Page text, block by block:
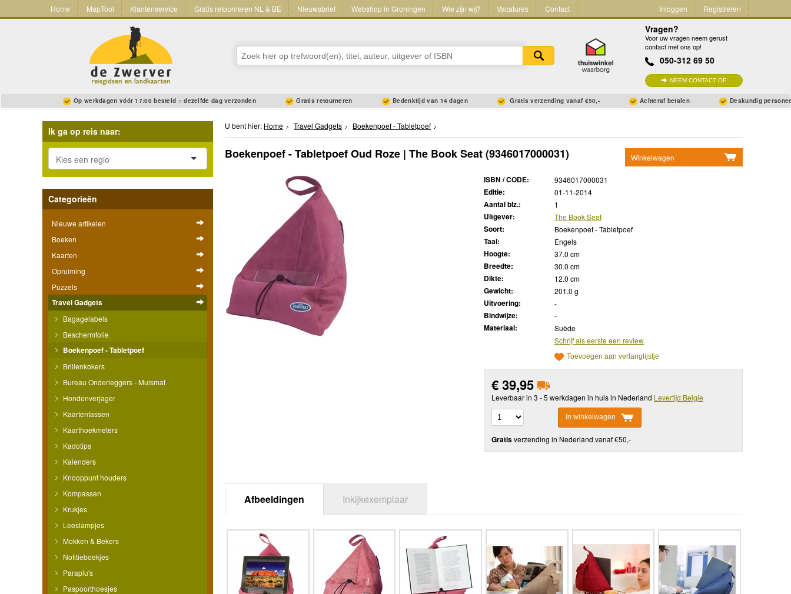
Home MapTool Klantenservice Gratis retourneren NL & BE Nieuwsbrief Webshop in Groningen Wie zijn wij? Vacatures Contact Inloggen Registreren
Vragen?
Voor uw vragen neem gerust
contact met ons op!
050-312 69 50
NEEM CONTACT OP
Op werkdagen vóór 17:00 besteld = dezelfde dag verzonden Gratis retourneren Bedenktijd van 14 dagen Gratis verzending vanaf €50,- Achteraf betalen Deskundig
Ik ga op reis naar:
Categorieën
Nieuwe artikelen
Boeken
Kaarten
Opruiming
Puzzels
Travel Gadgets
Bagagelabels
Beschermfolie
Boekenpoef - Tabletpoef
Brillenkokers
Bureau Onderleggers - Muismat
Hondenverjager
Kaartentassen
Kaarthoekmeters
Kadotips
Kalenders
Knooppunt houders
Kompassen
Krukjes
Leeslampjes
Mokken & Bekers
Notitieboekjes
Paraplu's
Paspoorthoesjes
U bent hier: Home Travel Gadgets Boekenpoef - Tabletpoef
Winkelwagen
Boekenpoef - Tabletpoef Oud Roze | The Book Seat(9346017000031)
ISBN / CODE: 9346017000031
Editie: 01-11-2014
Aantal blz.: 1
Uitgever: The Book Seat
Soort: Boekenpoef - Tabletpoef
Taal: Engels
Hoogte: 37.0 cm
Breedte: 30.0 cm
Dikte: 12.0 cm
Gewicht: 201.0 g
Uitvoering: -
Bindwijze: -
Materiaal:
Suède
Schrijf als eerste een review
Toevoegen aan verlanglijstje
€39,95
Leverbaar in 3 - 5 werkdagen in huis in Nederland Levertijd Belgie
In winkelwagen
Gratisverzending in Nederland vanaf €50,-
Afbeeldingen Inkijkexemplaar